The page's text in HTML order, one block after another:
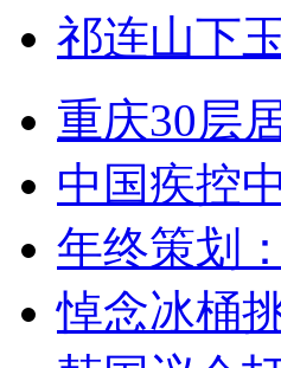
祁连山下
重庆30层
中国疾控
年终策划
悼念冰桶